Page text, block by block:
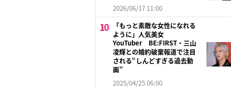
2026/06/17 11:00
「もっと素敵な女性になれる
ように」人気美女
YouTuber BE:FIRST・三山
凌輝との婚約破棄報道で注目
される“しんどすぎる過去動
画”
2025/04/25 06:00